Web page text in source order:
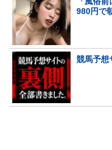
980円で
競馬予想